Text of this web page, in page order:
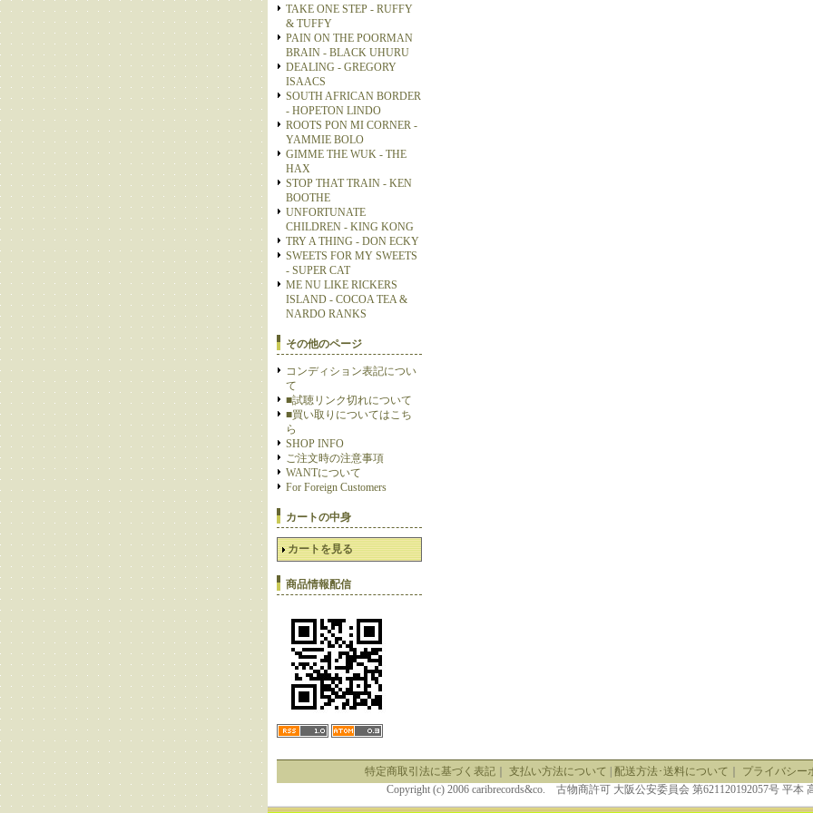
TAKE ONE STEP - RUFFY
& TUFFY
PAIN ON THE POORMAN
BRAIN - BLACK UHURU
DEALING - GREGORY
ISAACS
SOUTH AFRICAN BORDER
- HOPETON LINDO
ROOTS PON MI CORNER -
YAMMIE BOLO
GIMME THE WUK - THE
HAX
STOP THAT TRAIN - KEN
BOOTHE
UNFORTUNATE
CHILDREN - KING KONG
TRY A THING - DON ECKY
SWEETS FOR MY SWEETS
- SUPER CAT
ME NU LIKE RICKERS
ISLAND - COCOA TEA &
NARDO RANKS
その他のページ
コンディション表記につい
て
■試聴リンク切れについて
■買い取りについてはこち
ら
SHOP INFO
ご注文時の注意事項
WANTについて
For Foreign Customers
カートの中身
カートを見る
商品情報配信
特定商取引法に基づく表記｜ 支払い方法について 配送方法･送料について
プライバシー
Copyright (c) 2006 caribrecords&co. 古物商許可 大阪公安委員会 第621120192057号 平本